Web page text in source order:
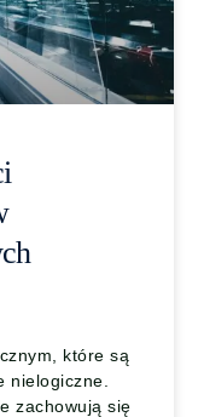
które są
nielogiczne.
zachowują się